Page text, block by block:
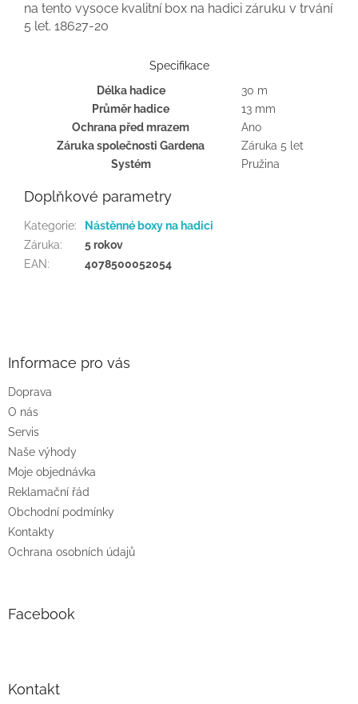
na tento vysoce kvalitní box na hadici záruku v trvání
5 let. 18627-20
Specifikace
Délka hadice
30 m
Průměr hadice
13 mm
Ochrana před mrazem
Ano
Záruka společnosti Gardena
Záruka 5 let
Systém
Pružina
Doplňkové parametry
Kategorie:
Nástěnné boxy na hadici
Záruka:
5 rokov
EAN: 4078500052054
Informace pro vás
Doprava
O nás
Servis
Naše výhody
Moje objednávka
Reklamační řád
Obchodní podmínky
Kontakty
Ochrana osobních údajů
Facebook
Kontakt